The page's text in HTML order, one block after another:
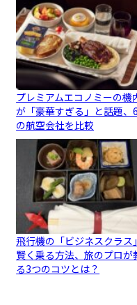
プレミアムエコノミーの機
が「豪華すぎる」と話題、
の航空会社を比較
飛行機の「ビジネスクラス
賢く乗る方法、旅のプロが
る3つのコツとは？